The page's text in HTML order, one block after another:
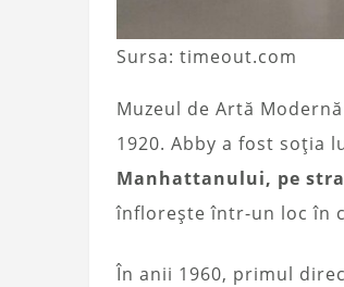
Sursa: timeout.com
Muzeul de Artă
1920. Abby a fost soția
Manhattanului, pe
înflorește într-un loc în
În anii 1960, primul